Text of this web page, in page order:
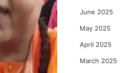
June 2025
May 2025
April 2025
March 2025